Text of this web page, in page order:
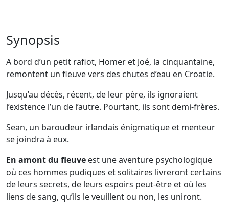
Synopsis
A bord d’un petit rafiot, Homer et Joé, la cinquantaine,
remontent un fleuve vers des chutes d’eau en Croatie.
Jusqu’au décès, récent, de leur père, ils ignoraient
l’existence l’un de l’autre. Pourtant, ils sont demi-frères.
Sean, un baroudeur irlandais énigmatique et menteur
se joindra à eux.
En amont du fleuve est une aventure psychologique
où ces hommes pudiques et solitaires livreront certains
de leurs secrets, de leurs espoirs peut-être et où les
liens de sang, qu’ils le veuillent ou non, les uniront.